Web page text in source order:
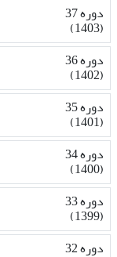
دوره 37
(1403)
دوره 36
(1402)
دوره 35
(1401)
دوره 34
(1400)
دوره 33
(1399)
دوره 32